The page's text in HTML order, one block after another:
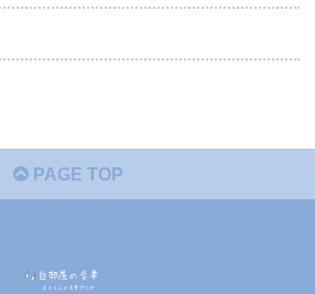
PAGE TOP